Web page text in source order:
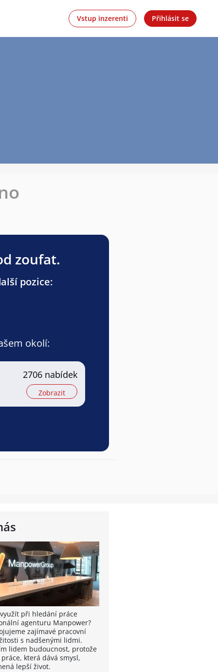
Vstup inzerenti Přihlásit se
zoufat.
pozice:
okolí:
2706 nabídek
Zobrazit
při hledání práce
agenturu Manpower?
zajímavé pracovní
s nadšenými lidmi.
lidem budoucnost, protože
která dává smysl,
lepší život.